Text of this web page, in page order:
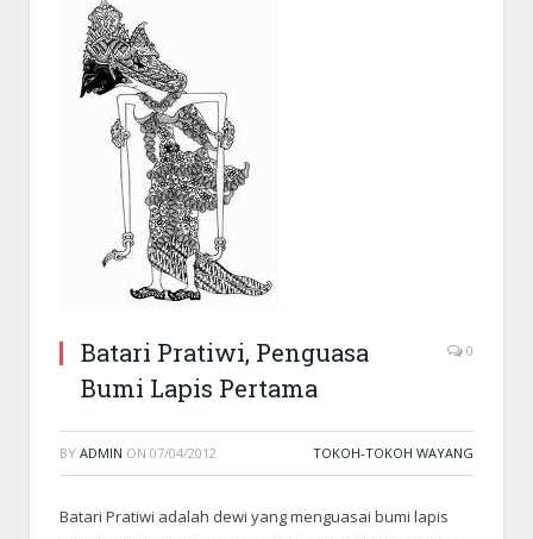
Batari Pratiwi, Penguasa
Bumi Lapis Pertama
0
BY ADMIN ON 07/04/2012 TOKOH-TOKOH WAYANG
Batari Pratiwi adalah dewi yang menguasai bumi lapis